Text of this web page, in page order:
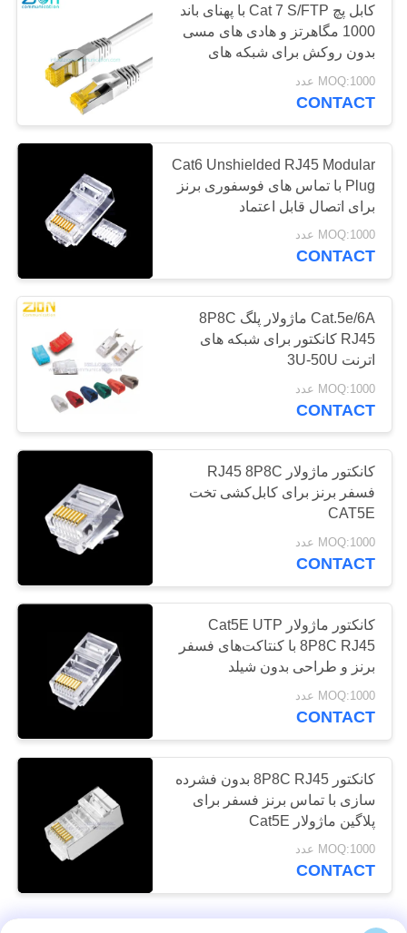
کابل کنترل صنعتی
مواد کابل
20
لوازم کابلی ADSS
96
کابل های برق فشار
ضعیف
43
74
کابل پچ Cat 7 S/FTP با پهنای باند
1000 مگاهرتز و هادی های مسی
بدون روکش برای شبکه های
پرسرعت
MOQ:1000 عدد
CONTACT
Cat6 Unshielded RJ45 Modular
Plug با تماس های فوسفوری برنز
برای اتصال قابل اعتماد
MOQ:1000 عدد
CONTACT
Cat.5e/6A ماژولار پلگ 8P8C
RJ45 کانکتور برای شبکه های
اترنت 3U-50U
MOQ:1000 عدد
CONTACT
کانکتور ماژولار RJ45 8P8C
فسفر برنز برای کابل‌کشی تخت
CAT5E
MOQ:1000 عدد
CONTACT
کانکتور ماژولار Cat5E UTP
8P8C RJ45 با کنتاکت‌های فسفر
برنز و طراحی بدون شیلد
MOQ:1000 عدد
CONTACT
کانکتور 8P8C RJ45 بدون فشرده
سازی با تماس برنز فسفر برای
پلاگین ماژولار Cat5E
MOQ:1000 عدد
CONTACT